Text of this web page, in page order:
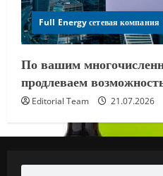
Full Energy сетевая компания
По вашим
продлеваем
Editorial Team 21.07.2026